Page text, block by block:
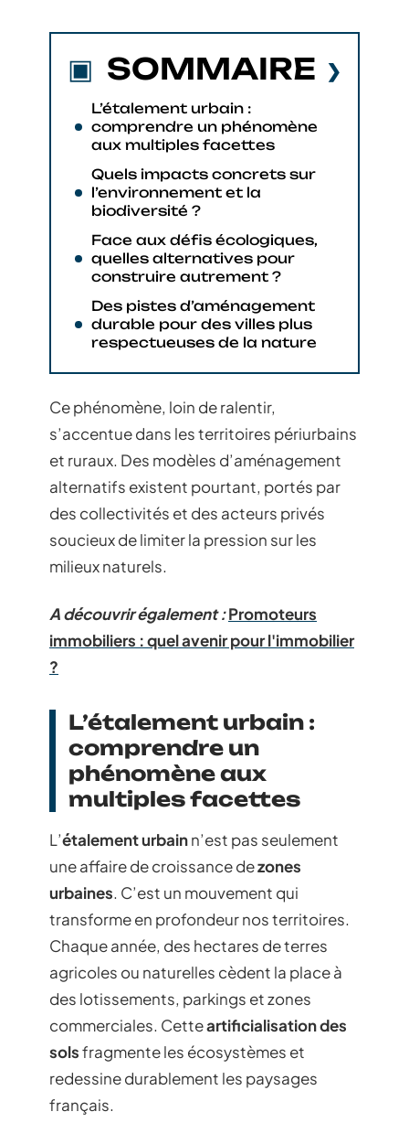
SOMMAIRE
L’étalement urbain :
comprendre un phénomène
aux multiples facettes
Quels impacts concrets sur
l’environnement et la
biodiversité ?
Face aux défis écologiques,
quelles alternatives pour
construire autrement ?
Des pistes d’aménagement
durable pour des villes plus
respectueuses de la nature
Ce phénomène, loin de ralentir,
s’accentue dans les territoires périurbains
et ruraux. Des modèles d’aménagement
alternatifs existent pourtant, portés par
des collectivités et des acteurs privés
soucieux de limiter la pression sur les
milieux naturels.
A découvrir également :Promoteurs
immobiliers : quel avenir pour l'immobilier
?
L’étalement urbain :
comprendre un
phénomène aux
multiples facettes
L’étalement urbainn’est pas seulement
une affaire de croissance dezones
urbaines. C’est un mouvement qui
transforme en profondeur nos territoires.
Chaque année, des hectares de terres
agricoles ou naturelles cèdent la place à
des lotissements, parkings et zones
commerciales. Cetteartificialisation des
solsfragmente les écosystèmes et
redessine durablement les paysages
français.